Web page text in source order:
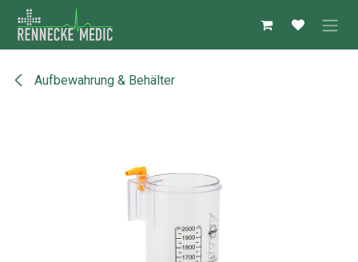
Zum Inhalt springen
Aufbewahrung & Behälter